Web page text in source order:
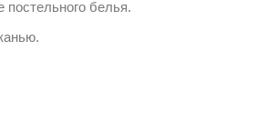
белья.